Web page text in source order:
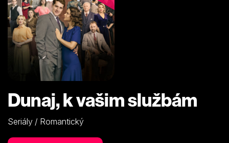
Dunaj, k vašim službám
Seriály / Romantický